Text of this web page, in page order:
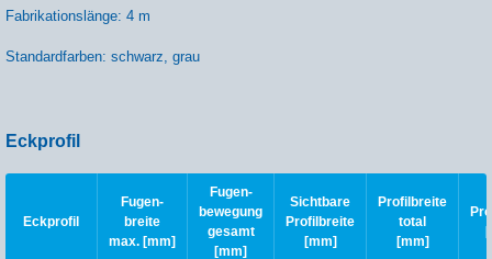
Fabrikationslänge: 4 m
Standardfarben: schwarz, grau
Eckprofil
Eckprofil
Fugen-
breite
max. [mm]
Fugen-
bewegung
gesamt
[mm]
Sichtbare
Profilbreite
[mm]
Profilbreite
total
[mm]